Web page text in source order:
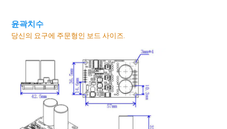
윤곽치수
당신의 요구에 주문형인 보드 사이즈